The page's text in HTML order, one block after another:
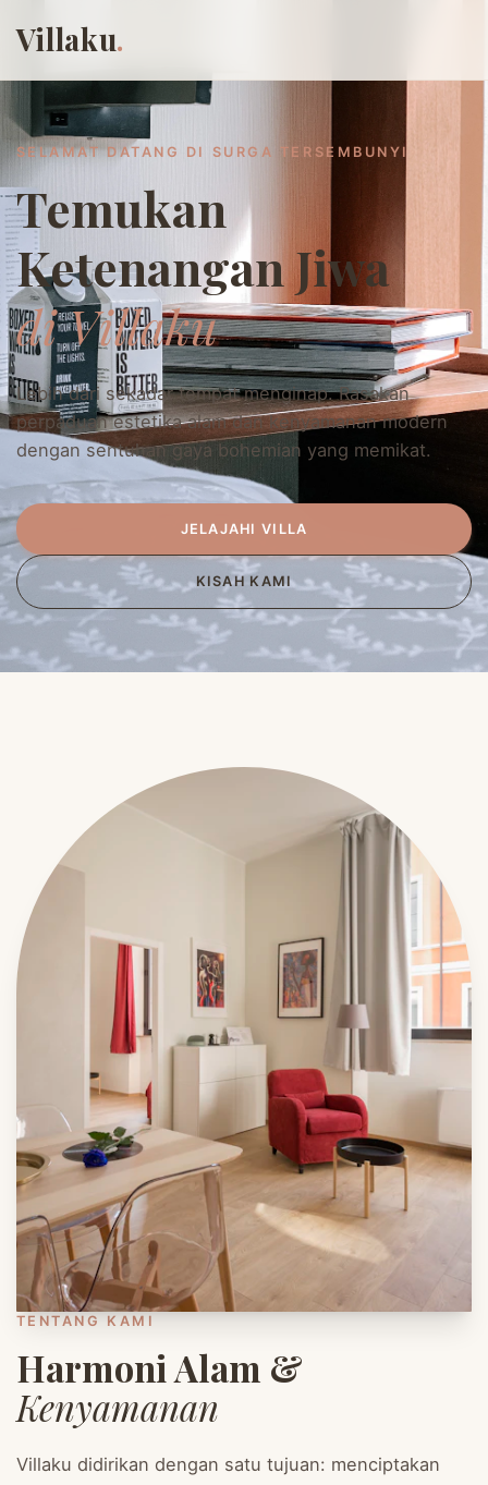
Villaku.
SELAMAT DATANG DI SURGA TERSEMBUNYI
Temukan
Ketenangan Jiwa
di Villaku
Lebih dari sekadar tempat menginap. Rasakan
perpaduan estetika alam dan kenyamanan modern
dengan sentuhan gaya bohemian yang memikat.
JELAJAHI VILLA
KISAH KAMI
TENTANG KAMI
Harmoni Alam &
Kenyamanan
Villaku didirikan dengan satu tujuan: menciptakan